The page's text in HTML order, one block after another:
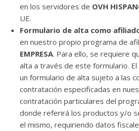
en los servidores de OVH
UE.
Formulario de alta como
en nuestro propio programa de
EMPRESA. Para ello, se requiere
alta a través de este formulario.
un formulario de alta sujeto a las
contratación especificadas en
contratación particulares del
donde referirá los productos y/o
el mismo, requiriendo datos